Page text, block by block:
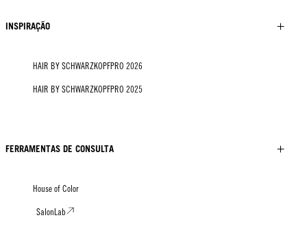
INSPIRAÇÃO
HAIR BY SCHWARZKOPFPRO 2026
HAIR BY SCHWARZKOPFPRO 2025
FERRAMENTAS DE CONSULTA
House of Color
SalonLab